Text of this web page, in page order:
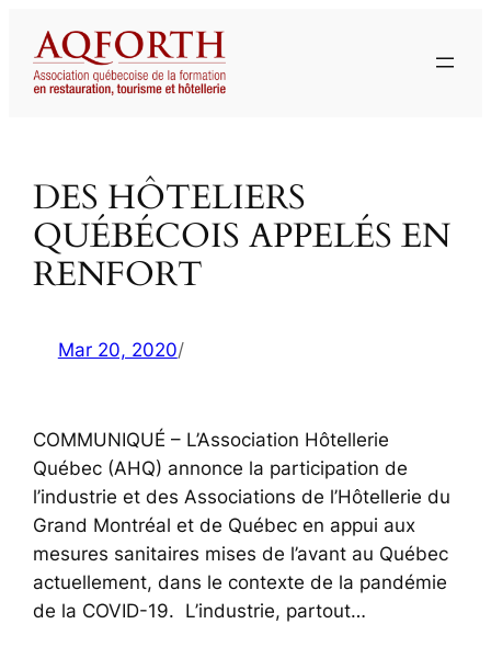
contenu
DES HÔTELIERS
QUÉBÉCOIS APPELÉS EN
RENFORT
Mar 20, 2020/
COMMUNIQUÉ – L’Association Hôtellerie
Québec (AHQ) annonce la participation de
l’industrie et des Associations de l’Hôtellerie du
Grand Montréal et de Québec en appui aux
mesures sanitaires mises de l’avant au Québec
actuellement, dans le contexte de la pandémie
de la COVID-19. L’industrie, partout…